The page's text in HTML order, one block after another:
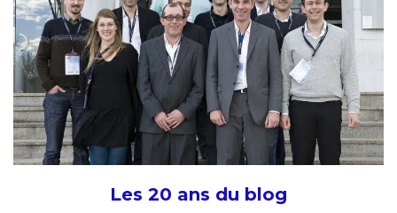
Les 20 ans du blog